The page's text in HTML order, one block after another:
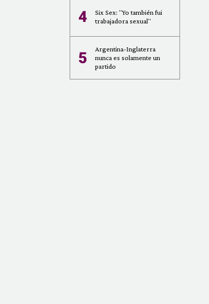
4
Six Sex: "Yo también fui
trabajadora sexual"
5
Argentina-Inglaterra
nunca es solamente un
partido